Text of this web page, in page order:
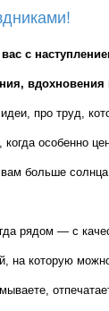
с
вдохновения
про труд,
особенно
больше
рядом — с
на которую